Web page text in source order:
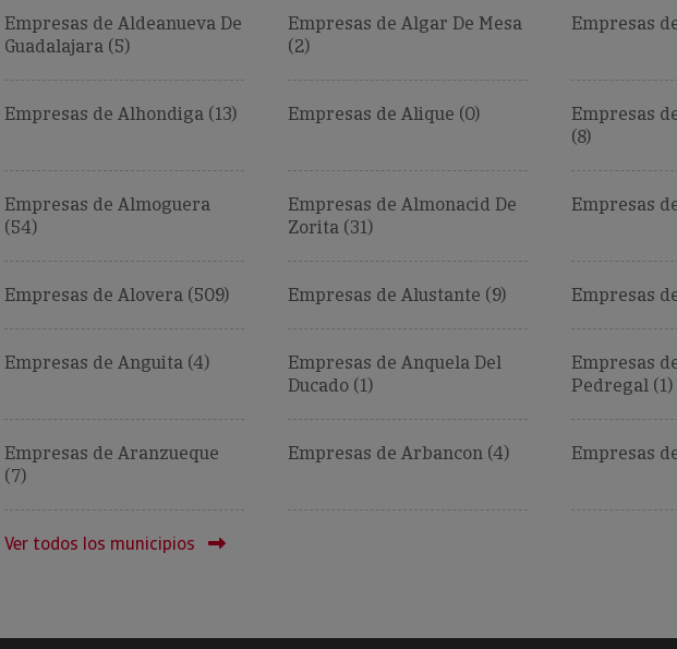
Empresas de Aldeanueva De
Guadalajara (5)
Empresas de Algar De Mesa
(2)
Empresas
Empresas de Alhondiga (13) Empresas de Alique (0)
Empresas
(8)
Empresas de Almoguera
(54)
Empresas de Almonacid De
Zorita (31)
Empresas
Empresas de Alovera (509) Empresas de Alustante (9) Empresas
Empresas de Anguita (4)
Empresas de Anquela Del
Ducado (1)
Empresas
Pedregal (1)
Empresas de Aranzueque
(7)
Empresas de Arbancon (4) Empresas
Ver todos los municipios